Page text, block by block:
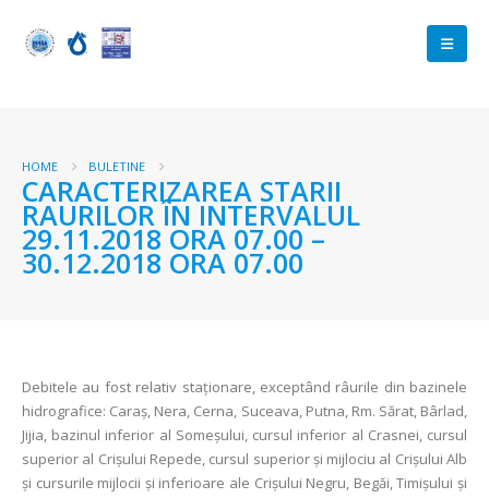
HOME BULETINE
CARACTERIZAREA STARII
RAURILOR ÎN INTERVALUL
29.11.2018 ORA 07.00 –
30.12.2018 ORA 07.00
Debitele au fost relativ staţionare, exceptând râurile din bazinele
hidrografice: Caraș, Nera, Cerna, Suceava, Putna, Rm. Sărat, Bârlad,
Jijia, bazinul inferior al Someșului, cursul inferior al Crasnei, cursul
superior al Crișului Repede, cursul superior și mijlociu al Crișului Alb
și cursurile mijlocii și inferioare ale Crișului Negru, Begăi, Timișului și